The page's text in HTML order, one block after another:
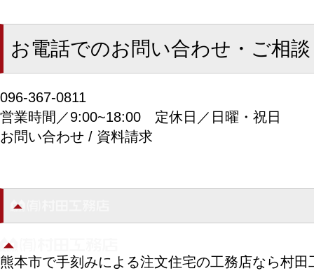
お電話でのお問い合わせ・ご相談
096-367-0811
営業時間／9:00~18:00 定休日／日曜・祝日
お問い合わせ / 資料請求
熊本市で手刻みによる注文住宅の工務店なら村田